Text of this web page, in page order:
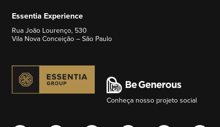
Essentia Experience
Rua João Lourenço, 530
Vila Nova Conceição – São Paulo
Conheça nosso projeto social